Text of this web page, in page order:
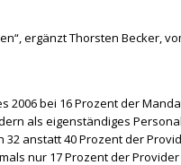
ergänzt Thorsten Becker,
bei 16 Prozent der
als eigenständiges
anstatt 40 Prozent der
nur 17 Prozent der